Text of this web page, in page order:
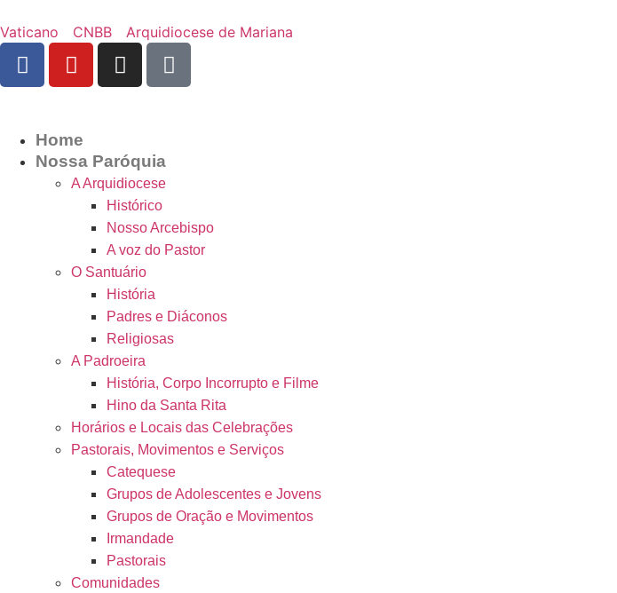
Vaticano CNBB Arquidiocese de Mariana
Home
Nossa Paróquia
A Arquidiocese
Histórico
Nosso Arcebispo
A voz do Pastor
O Santuário
História
Padres e Diáconos
Religiosas
A Padroeira
História, Corpo Incorrupto e Filme
Hino da Santa Rita
Horários e Locais das Celebrações
Pastorais, Movimentos e Serviços
Catequese
Grupos de Adolescentes e Jovens
Grupos de Oração e Movimentos
Irmandade
Pastorais
Comunidades